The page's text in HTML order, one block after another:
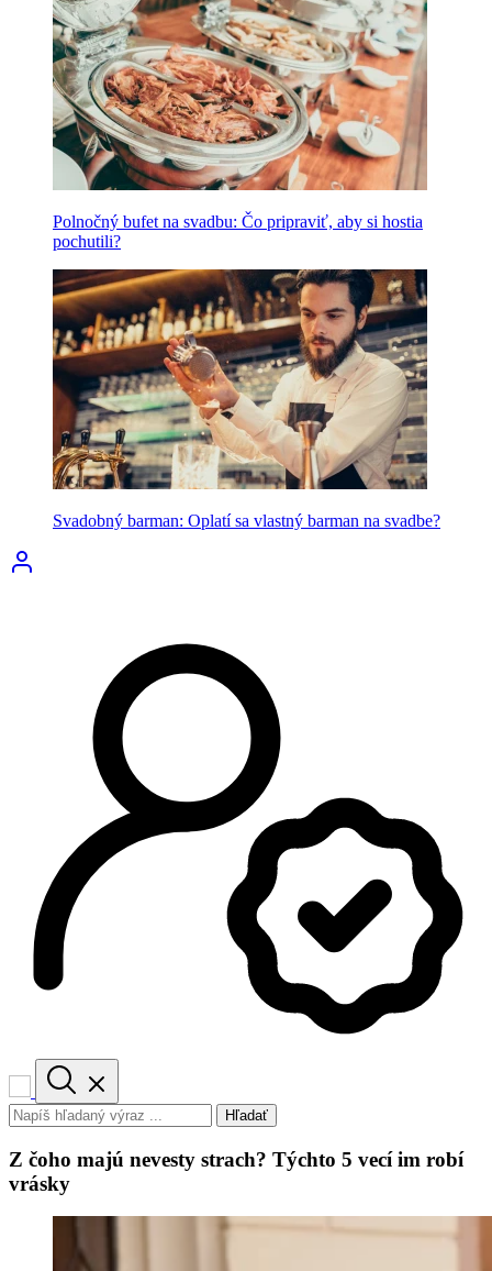
Polnočný bufet na svadbu: Čo pripraviť, aby si hostia
pochutili?
Svadobný barman: Oplatí sa vlastný barman na svadbe?
Hľadať
Z čoho majú nevesty strach? Týchto 5 vecí im robí
vrásky